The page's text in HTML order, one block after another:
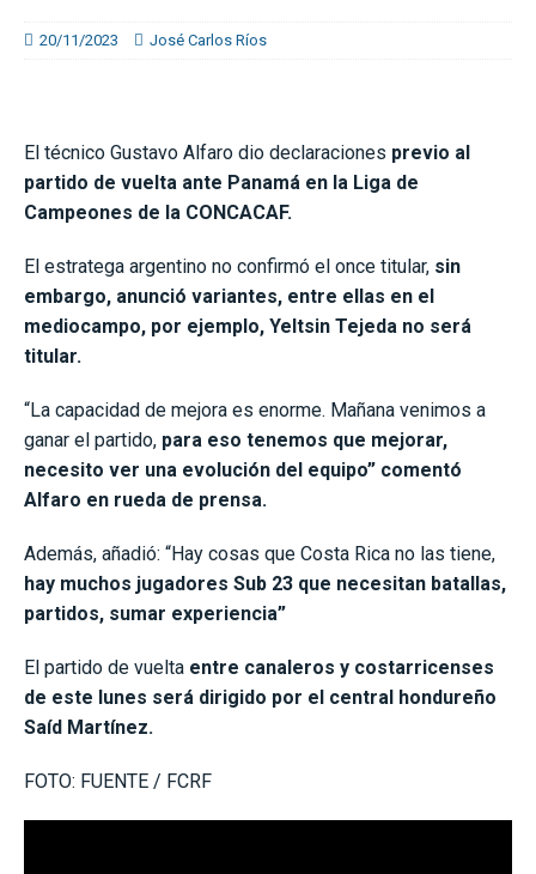
20/11/2023 José Carlos Ríos
El técnico Gustavo Alfaro dio declaraciones previo al
partido de vuelta ante Panamá en la Liga de
Campeones de la CONCACAF.
El estratega argentino no confirmó el once titular, sin
embargo, anunció variantes, entre ellas en el
mediocampo, por ejemplo, Yeltsin Tejeda no será
titular.
“La capacidad de mejora es enorme. Mañana venimos a
ganar el partido, para eso tenemos que mejorar,
necesito ver una evolución del equipo” comentó
Alfaro en rueda de prensa.
Además, añadió: “Hay cosas que Costa Rica no las tiene,
hay muchos jugadores Sub 23 que necesitan batallas,
partidos, sumar experiencia”
El partido de vuelta entre canaleros y costarricenses
de este lunes será dirigido por el central hondureño
Saíd Martínez.
FOTO: FUENTE / FCRF